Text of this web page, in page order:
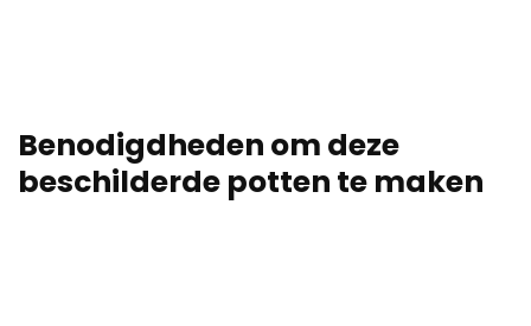
Benodigdheden om deze
beschilderde potten te maken